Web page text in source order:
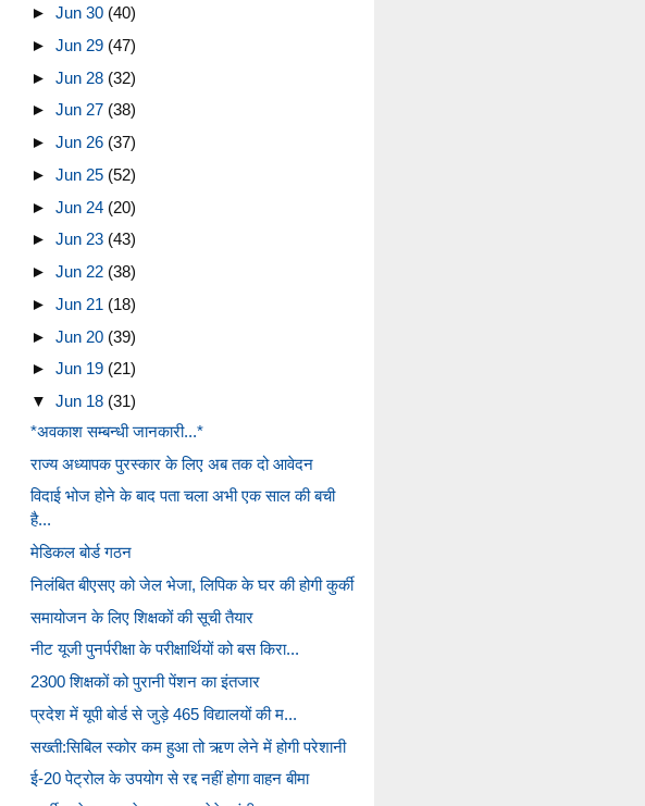
► Jun 30 (40)
► Jun 29 (47)
► Jun 28 (32)
► Jun 27 (38)
► Jun 26 (37)
► Jun 25 (52)
► Jun 24 (20)
► Jun 23 (43)
► Jun 22 (38)
► Jun 21 (18)
► Jun 20 (39)
► Jun 19 (21)
▼ Jun 18 (31)
*अवकाश सम्बन्धी जानकारी...*
राज्य अध्यापक पुरस्कार के लिए अब तक दो आवेदन
विदाई भोज होने के बाद पता चला अभी एक साल की बची
है...
मेडिकल बोर्ड गठन
निलंबित बीएसए को जेल भेजा, लिपिक के घर की होगी कुर्की
समायोजन के लिए शिक्षकों की सूची तैयार
नीट यूजी पुनर्परीक्षा के परीक्षार्थियों को बस किरा...
2300 शिक्षकों को पुरानी पेंशन का इंतजार
प्रदेश में यूपी बोर्ड से जुड़े 465 विद्यालयों की म...
सख्ती:सिबिल स्कोर कम हुआ तो ऋण लेने में होगी परेशानी
ई-20 पेट्रोल के उपयोग से रद्द नहीं होगा वाहन बीमा